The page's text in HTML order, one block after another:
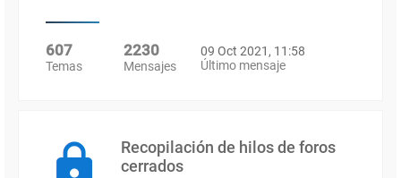
607
Temas
2230
Mensajes
09 Oct 2021, 11:58
Último mensaje
Recopilación de hilos de foros
cerrados